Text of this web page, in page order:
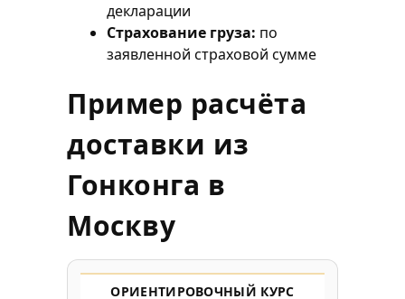
декларации
Страхование груза: по
заявленной страховой сумме
Пример расчёта
доставки из
Гонконга в
Москву
ОРИЕНТИРОВОЧНЫЙ КУРС